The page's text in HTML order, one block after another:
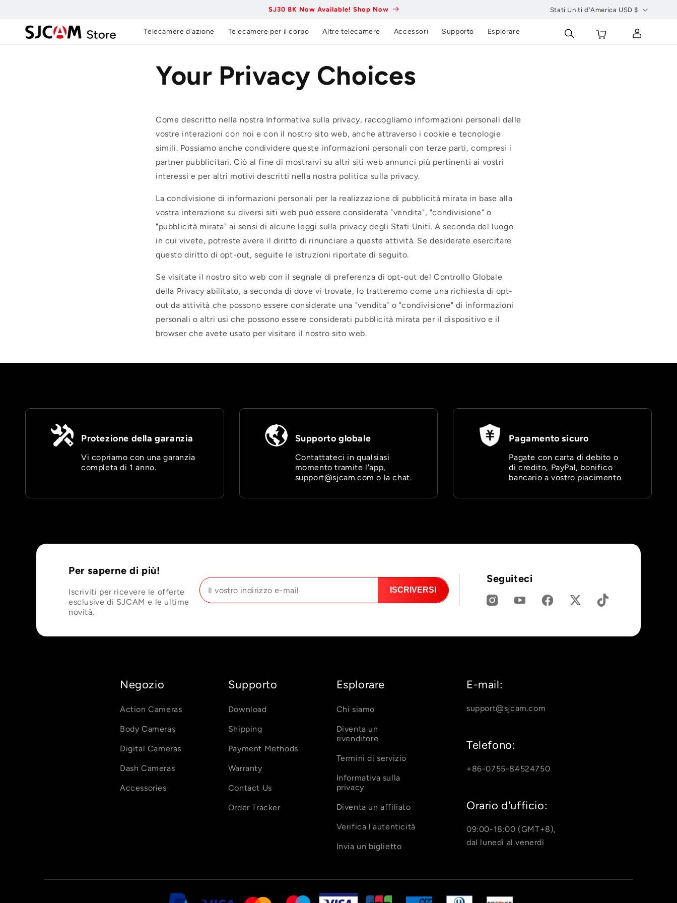
Ã
SJ30 8K Now Available! Shop Now Stati Uniti d'America USD $
Telecamere d'azione Telecamere per il corpo Altre telecamere Accessori Supporto Esplorare Carrello Accedi
Your Privacy Choices
Come descritto nella nostra Informativa sulla privacy, raccogliamo informazioni personali dalle
vostre interazioni con noi e con il nostro sito web, anche attraverso i cookie e tecnologie
simili. Possiamo anche condividere queste informazioni personali con terze parti, compresi i
partner pubblicitari. Ciò al fine di mostrarvi su altri siti web annunci più pertinenti ai vostri
interessi e per altri motivi descritti nella nostra politica sulla privacy.
La condivisione di informazioni personali per la realizzazione di pubblicità mirata in base alla
vostra interazione su diversi siti web può essere considerata "vendita", "condivisione" o
"pubblicità mirata" ai sensi di alcune leggi sulla privacy degli Stati Uniti. A seconda del luogo
in cui vivete, potreste avere il diritto di rinunciare a queste attività. Se desiderate esercitare
questo diritto di opt-out, seguite le istruzioni riportate di seguito.
Se visitate il nostro sito web con il segnale di preferenza di opt-out del Controllo Globale
della Privacy abilitato, a seconda di dove vi trovate, lo tratteremo come una richiesta di opt-
out da attività che possono essere considerate una "vendita" o "condivisione" di informazioni
personali o altri usi che possono essere considerati pubblicità mirata per il dispositivo e il
browser che avete usato per visitare il nostro sito web.
Protezione della garanzia
Vi copriamo con una garanzia
completa di 1 anno.
Supporto globale
Contattateci in qualsiasi
momento tramite l'app,
support@sjcam.com o la chat.
Pagamento sicuro
Pagate con carta di debito o
di credito, PayPal, bonifico
bancario a vostro piacimento.
Per saperne di più!
Iscriviti per ricevere le offerte
esclusive di SJCAM e le ultime
novità.
ISCRIVERSI
Seguiteci
Negozio
Action Cameras
Body Cameras
Digital Cameras
Dash Cameras
Accessories
Supporto
Download
Shipping
Payment Methods
Warranty
Contact Us
Order Tracker
Esplorare
Chi siamo
Diventa un
rivenditore
Termini di servizio
Informativa sulla
privacy
Diventa un affiliato
Verifica l'autenticità
Invia un biglietto
E-mail:
support@sjcam.com
Telefono:
+86-0755-84524750
Orario d'ufficio:
09:00-18:00 (GMT+8),
dal lunedì al venerdì